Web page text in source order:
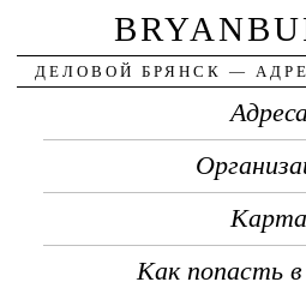
ДЕЛОВОЙ БРЯНСК —
Адреса
Карта
Как попасть